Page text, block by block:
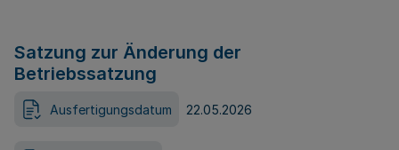
Satzung zur Änderung der
Betriebssatzung
Ausfertigungsdatum 22.05.2026